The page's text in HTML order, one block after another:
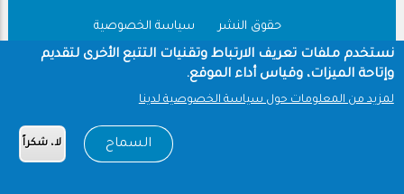
حقوق النشر
سياسة الخصوصية
شروط الاستخدام
Copyright © 1960-2026 جامعة الملك سعود
نستخدم ملفات تعريف الارتباط وتقنيات التتبع الأخرى لتقديم
وإتاحة الميزات، وقياس أداء الموقع.
لمزيد من المعلومات حول سياسة الخصوصية لدينا
السماح لا، شكراً